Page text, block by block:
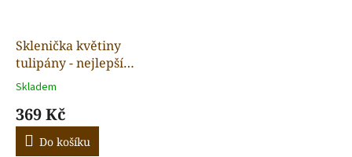
Sklenička květiny
tulipány - nejlepší
maminka - brčko a víčko
Skladem
369 Kč
Do košíku